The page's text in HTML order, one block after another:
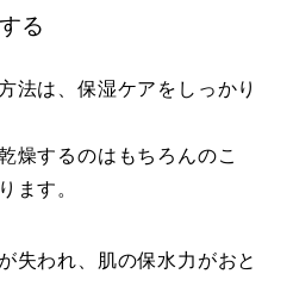
る
法は、保湿ケアをしっかり
燥するのはもちろんのこ
ます。
失われ、肌の保水力がおと